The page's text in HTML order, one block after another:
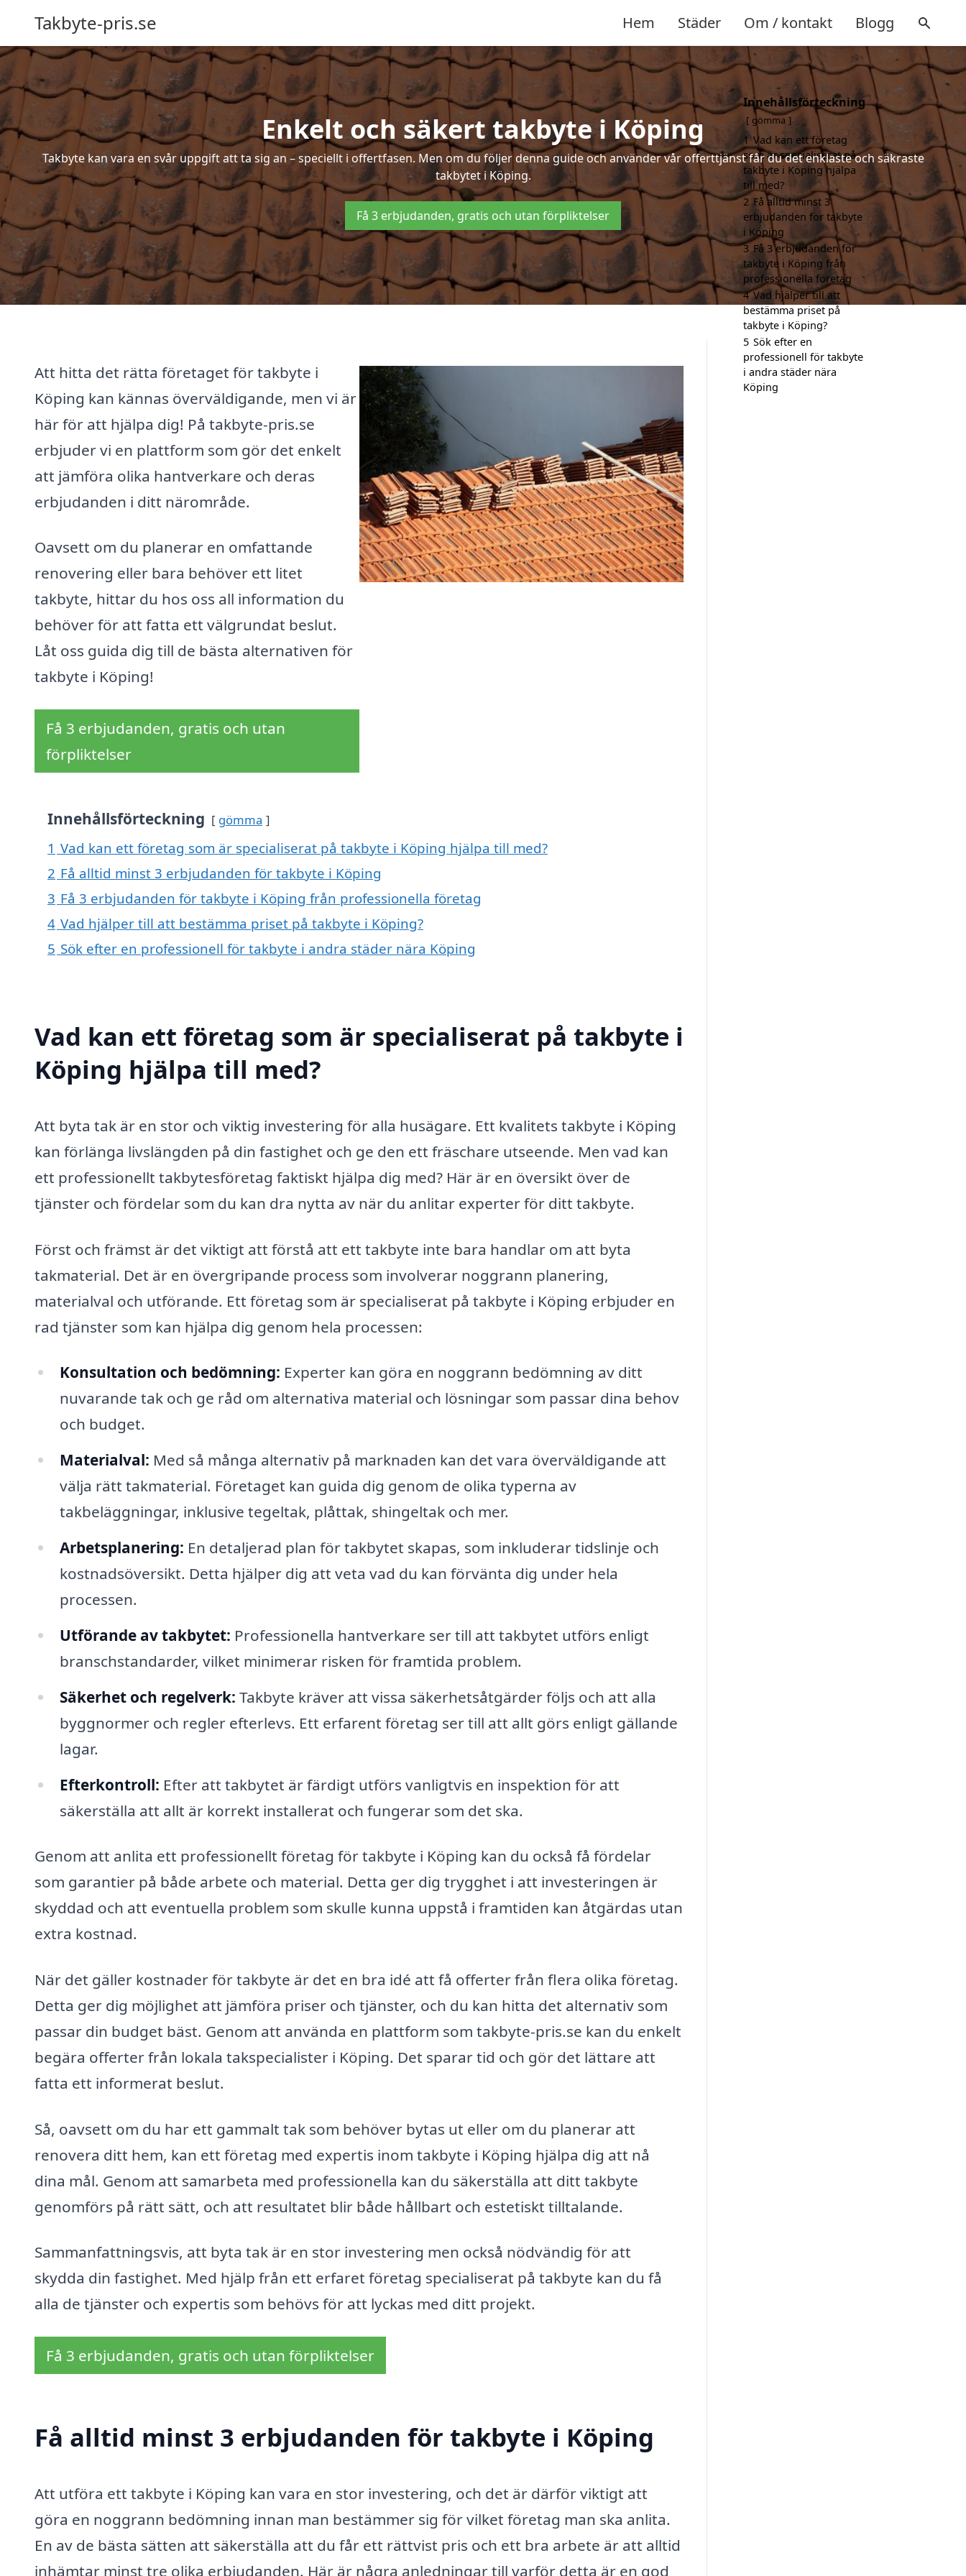
Takbyte-pris.se Hem Städer Om / kontakt Blogg
Enkelt och säkert takbyte i Köping
Takbyte kan vara en svår uppgift att ta sig an – speciellt i offertfasen. Men om du följer denna guide och använder vår offerttjänst får du det enklaste och säkraste
takbytet i Köping.
Få 3 erbjudanden, gratis och utan förpliktelser
Att hitta det rätta företaget för takbyte i
Köping kan kännas överväldigande, men vi är
här för att hjälpa dig! På takbyte-pris.se
erbjuder vi en plattform som gör det enkelt
att jämföra olika hantverkare och deras
erbjudanden i ditt närområde.
Oavsett om du planerar en omfattande
renovering eller bara behöver ett litet
takbyte, hittar du hos oss all information du
behöver för att fatta ett välgrundat beslut.
Låt oss guida dig till de bästa alternativen för
takbyte i Köping!
Få 3 erbjudanden, gratis och utan
förpliktelser
Innehållsförteckning gömma
1 Vad kan ett företag som är specialiserat på takbyte i Köping hjälpa till med?
2 Få alltid minst 3 erbjudanden för takbyte i Köping
3 Få 3 erbjudanden för takbyte i Köping från professionella företag
4 Vad hjälper till att bestämma priset på takbyte i Köping?
5 Sök efter en professionell för takbyte i andra städer nära Köping
Vad kan ett företag som är specialiserat på takbyte i
Köping hjälpa till med?
Att byta tak är en stor och viktig investering för alla husägare. Ett kvalitets takbyte i Köping
kan förlänga livslängden på din fastighet och ge den ett fräschare utseende. Men vad kan
ett professionellt takbytesföretag faktiskt hjälpa dig med? Här är en översikt över de
tjänster och fördelar som du kan dra nytta av när du anlitar experter för ditt takbyte.
Först och främst är det viktigt att förstå att ett takbyte inte bara handlar om att byta
takmaterial. Det är en övergripande process som involverar noggrann planering,
materialval och utförande. Ett företag som är specialiserat på takbyte i Köping erbjuder en
rad tjänster som kan hjälpa dig genom hela processen:
Konsultation och bedömning: Experter kan göra en noggrann bedömning av ditt
nuvarande tak och ge råd om alternativa material och lösningar som passar dina behov
och budget.
Materialval: Med så många alternativ på marknaden kan det vara överväldigande att
välja rätt takmaterial. Företaget kan guida dig genom de olika typerna av
takbeläggningar, inklusive tegeltak, plåttak, shingeltak och mer.
Arbetsplanering: En detaljerad plan för takbytet skapas, som inkluderar tidslinje och
kostnadsöversikt. Detta hjälper dig att veta vad du kan förvänta dig under hela
processen.
Utförande av takbytet: Professionella hantverkare ser till att takbytet utförs enligt
branschstandarder, vilket minimerar risken för framtida problem.
Säkerhet och regelverk: Takbyte kräver att vissa säkerhetsåtgärder följs och att alla
byggnormer och regler efterlevs. Ett erfarent företag ser till att allt görs enligt gällande
lagar.
Efterkontroll: Efter att takbytet är färdigt utförs vanligtvis en inspektion för att
säkerställa att allt är korrekt installerat och fungerar som det ska.
Genom att anlita ett professionellt företag för takbyte i Köping kan du också få fördelar
som garantier på både arbete och material. Detta ger dig trygghet i att investeringen är
skyddad och att eventuella problem som skulle kunna uppstå i framtiden kan åtgärdas utan
extra kostnad.
När det gäller kostnader för takbyte är det en bra idé att få offerter från flera olika företag.
Detta ger dig möjlighet att jämföra priser och tjänster, och du kan hitta det alternativ som
passar din budget bäst. Genom att använda en plattform som takbyte-pris.se kan du enkelt
begära offerter från lokala takspecialister i Köping. Det sparar tid och gör det lättare att
fatta ett informerat beslut.
Så, oavsett om du har ett gammalt tak som behöver bytas ut eller om du planerar att
renovera ditt hem, kan ett företag med expertis inom takbyte i Köping hjälpa dig att nå
dina mål. Genom att samarbeta med professionella kan du säkerställa att ditt takbyte
genomförs på rätt sätt, och att resultatet blir både hållbart och estetiskt tilltalande.
Sammanfattningsvis, att byta tak är en stor investering men också nödvändig för att
skydda din fastighet. Med hjälp från ett erfaret företag specialiserat på takbyte kan du få
alla de tjänster och expertis som behövs för att lyckas med ditt projekt.
Få 3 erbjudanden, gratis och utan förpliktelser
Få alltid minst 3 erbjudanden för takbyte i Köping
Att utföra ett takbyte i Köping kan vara en stor investering, och det är därför viktigt att
göra en noggrann bedömning innan man bestämmer sig för vilket företag man ska anlita.
En av de bästa sätten att säkerställa att du får ett rättvist pris och ett bra arbete är att alltid
inhämtar minst tre olika erbjudanden. Här är några anledningar till varför detta är en god
Innehållsförteckning
gömma
1 Vad kan ett företag
som är specialiserat på
takbyte i Köping hjälpa
till med?
2 Få alltid minst 3
erbjudanden för takbyte
i Köping
3 Få 3 erbjudanden för
takbyte i Köping från
professionella företag
4 Vad hjälper till att
bestämma priset på
takbyte i Köping?
5 Sök efter en
professionell för takbyte
i andra städer nära
Köping